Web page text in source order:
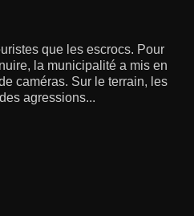
que les escrocs. Pour
la municipalité a mis en
caméras. Sur le terrain, les
agressions...